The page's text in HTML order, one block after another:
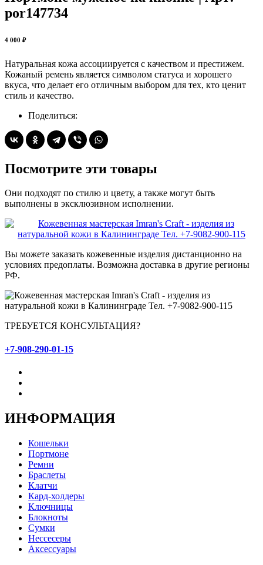
por147734
4 000 ₽
Натуральная кожа ассоциируется с качеством и престижем.
Кожаный ремень является символом статуса и хорошего
вкуса, что делает его отличным выбором для тех, кто ценит
стиль и качество.
Поделиться:
Посмотрите эти товары
Они подходят по стилю и цвету, а также могут быть
выполнены в эксклюзивном исполнении.
Вы можете заказать кожевенные изделия дистанционно на
условиях предоплаты. Возможна доставка в другие регионы
РФ.
ТРЕБУЕТСЯ КОНСУЛЬТАЦИЯ?
+7-908-290-01-15
ИНФОРМАЦИЯ
Кошельки
Портмоне
Ремни
Браслеты
Клатчи
Кард-холдеры
Ключницы
Блокноты
Сумки
Нессесеры
Аксессуары